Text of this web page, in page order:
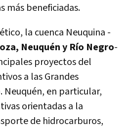
más beneficiadas.
la cuenca Neuquina -
Neuquén y Río Negro-
proyectos del
a las Grandes
Neuquén, en particular,
orientadas a la
de hidrocarburos,